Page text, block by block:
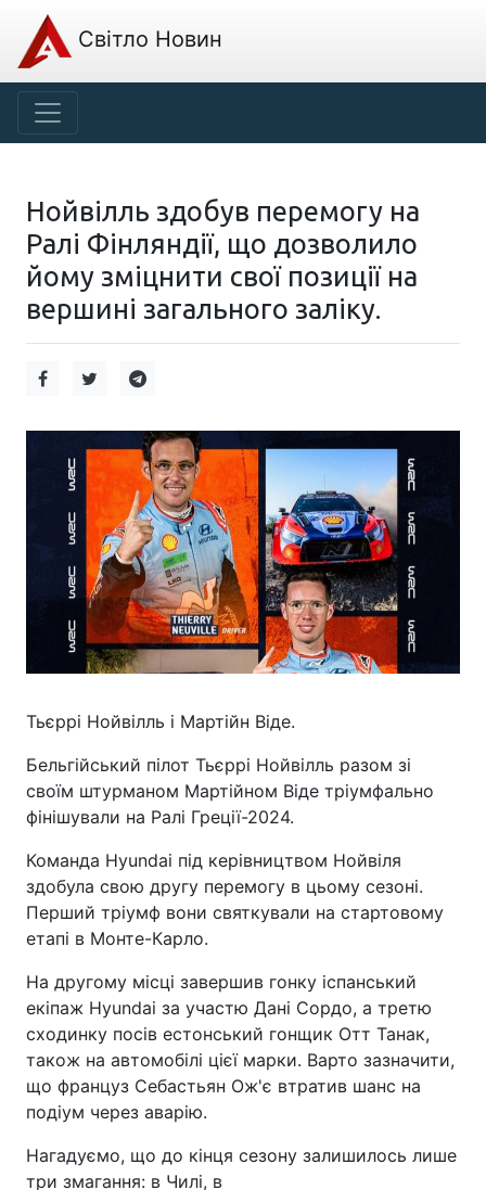
Світло Новин
Нойвілль здобув перемогу на
Ралі Фінляндії, що дозволило
йому зміцнити свої позиції на
вершині загального заліку.
Тьєррі Нойвілль і Мартійн Віде.
Бельгійський пілот Тьєррі Нойвілль разом зі
своїм штурманом Мартійном Віде тріумфально
фінішували на Ралі Греції-2024.
Команда Hyundai під керівництвом Нойвіля
здобула свою другу перемогу в цьому сезоні.
Перший тріумф вони святкували на стартовому
етапі в Монте-Карло.
На другому місці завершив гонку іспанський
екіпаж Hyundai за участю Дані Сордо, а третю
сходинку посів естонський гонщик Отт Танак,
також на автомобілі цієї марки. Варто зазначити,
що француз Себастьян Ож'є втратив шанс на
подіум через аварію.
Нагадуємо, що до кінця сезону залишилось лише
три змагання: в Чилі, в